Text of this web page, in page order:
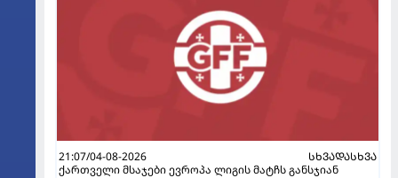
21:07/04-08-2026
ᲡᲮᲕᲐᲓᲐᲡᲮᲕᲐ
ქართველი მსაჯები ევროპა ლიგის მატჩს განსჯიან